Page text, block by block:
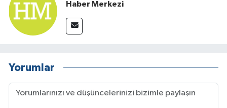
Haber Merkezi
Yorumlar